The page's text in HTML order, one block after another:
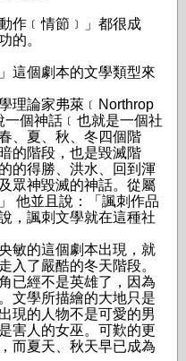
作﹝情節﹞」都很成
的。
這個劇本的文學類型來
理論家弗萊﹝Northrop
個神話﹝也就是一個社
、夏、秋、冬四個階
的階段，也是毀滅階
的得勝、洪水、回到渾
眾神毀滅的神話。從屬
他並且說：「諷刺作品
，諷刺文學就在這種社
敏的這個劇本出現，就
入了嚴酷的冬天階段。
已經不是英雄了，因為
文學所描繪的大地只是
現的人物不是可愛的男
害人的女巫。可歎的更
而夏天、秋天早已成為